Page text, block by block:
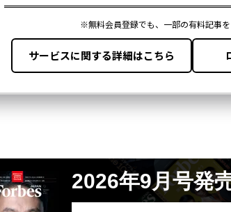
2026年9月号発